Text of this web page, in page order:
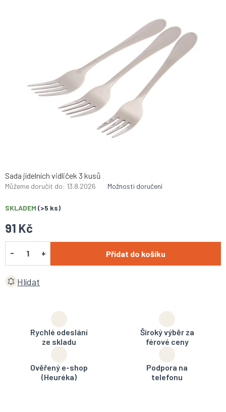
91 Kč
SKLADEM (>5 ks)
Můžeme doručit do: 13.8.2026 Možnosti doručení
Přidat do košíku
Sada jídelních vidliček 3 kusů
Hlídat
Rychlé odeslání
ze skladu
Široký výběr za
férové ceny
Ověřený e-shop
(Heuréka)
Podpora na
telefonu